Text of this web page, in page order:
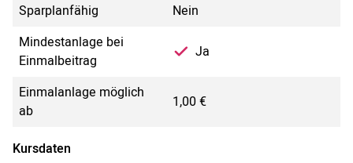
Sparplanfähig
Nein
Mindestanlage bei
Einmalbeitrag
Ja
Einmalanlage möglich
ab
1,00 €
Kursdaten